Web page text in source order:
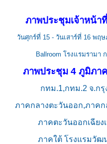
ภาพประชุมเจ้าหน้า
วันศุกร์ที่ 15 - วันเสาร์ที่ 16 พฤ
Ballroom โรงแรมรามา
ภาพประชุม 4 ภูมิภา
กทม.1,กทม.2 จ.ก
ภาคกลางตะวันออก,ภาค
ภาคตะวันออกเฉียง
ภาคใต้ โรงแรมวัฒ